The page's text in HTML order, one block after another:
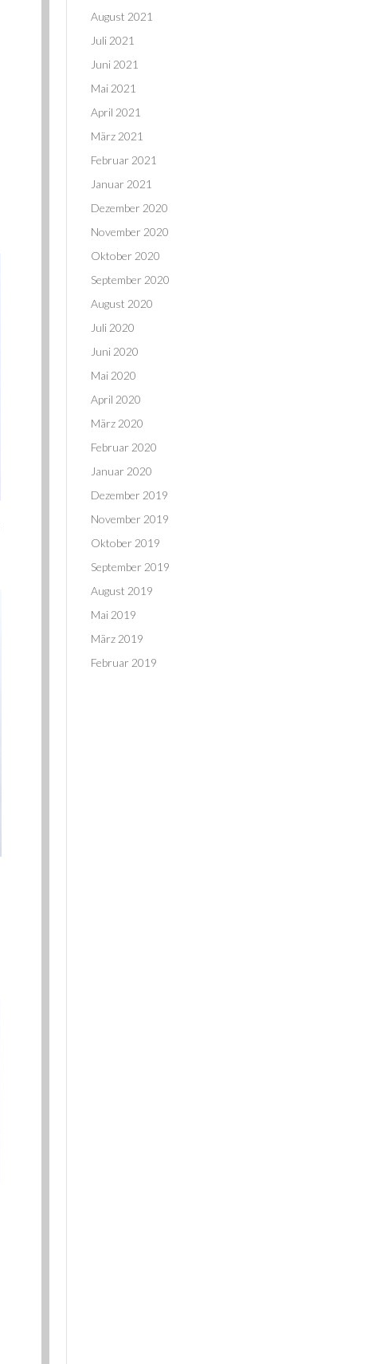
August 2021
Juli 2021
Juni 2021
Mai 2021
April 2021
März 2021
Februar 2021
Januar 2021
Dezember 2020
November 2020
Oktober 2020
September 2020
August 2020
Juli 2020
Juni 2020
Mai 2020
April 2020
März 2020
Februar 2020
Januar 2020
Dezember 2019
November 2019
Oktober 2019
September 2019
August 2019
Mai 2019
März 2019
Februar 2019